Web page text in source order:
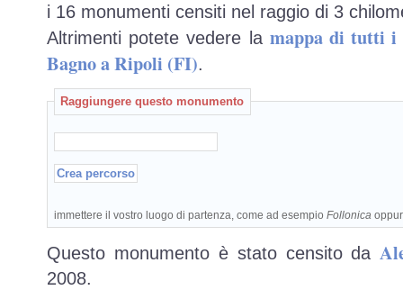
i 16 monumenti censiti nel raggio di 3
Altrimenti potete vedere la mappa di tutti i
Bagno a Ripoli (FI).
Raggiungere questo monumento
immettere il vostro luogo di partenza, come ad esempio Follonica
Questo monumento è stato censito da
2008.